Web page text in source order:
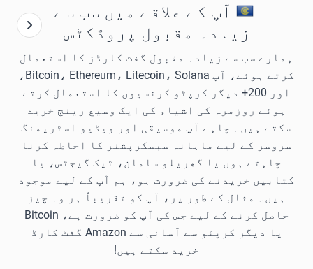
آپ کے علاقے میں سب سے
زیادہ مقبول پروڈکٹس
ہمارے سب سے زیادہ مقبول گفٹ کارڈز کا استعمال
کرتے ہوئے، آپ Bitcoin، Ethereum، Litecoin، Solana،
اور 200+ دیگر کرپٹو کرنسیوں کا استعمال کرتے
ہوئے روزمرہ کی اشیاء کی ایک وسیع رینج خرید
سکتے ہیں۔ چاہے آپ موسیقی اور ویڈیو اسٹریمنگ
سروسز کے لیے ماہانہ سبسکرپشنز کا احاطہ کرنا
چاہتے ہوں یا گھریلو سامان، ٹیک گیجٹس، یا
کتابیں خریدنے کی ضرورت ہو، ہم آپ کے لیے موجود
ہیں۔ مثال کے طور پر، آپ کو تقریباً ہر وہ چیز
حاصل کرنے کے لیے جس کی آپ کو ضرورت ہے، Bitcoin
یا دیگر کرپٹو سے آسانی سے Amazon گفٹ کارڈ
خرید سکتے ہیں!